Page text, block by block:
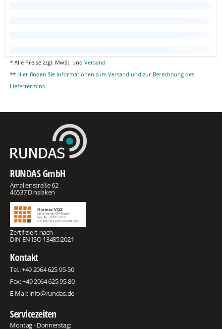
* Alle Preise zzgl. MwSt. und Versand
** Hier finden Sie Informationen zum Versand und zur Berechnung des
Liefertermins.
RUNDAS GmbH
Amalienstraße 62
46537 Dinslaken
Zertifiziert nach
DIN EN ISO 13485:2021
Kontakt
Tel.:+49 2064 625 95-50
Fax: +49 2064 625 95-80
E-Mail:info@rundas.de
Servicezeiten
Montag - Donnerstag: